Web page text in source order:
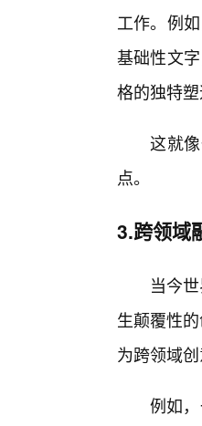
工作。例
基础性文
格的独特塑
这就
点。
3.跨领域
当今
生颠覆性
为跨领域创
例如